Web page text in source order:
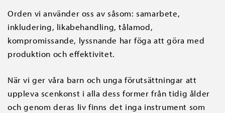
Orden vi använder oss av såsom: samarbete,
inkludering, likabehandling, tålamod,
kompromissande, lyssnande har föga att göra med
produktion och effektivitet.
När vi ger våra barn och unga förutsättningar att
uppleva scenkonst i alla dess former från tidig ålder
och genom deras liv finns det inga instrument som